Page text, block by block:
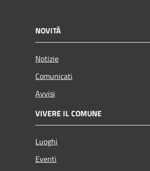
NOVITÀ
Notizie
Comunicati
Avvisi
VIVERE IL COMUNE
Luoghi
Eventi